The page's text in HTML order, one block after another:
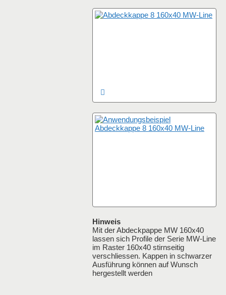
Hinweis
Mit der Abdeckpappe MW 160x40
lassen sich Profile der Serie MW-Line
im Raster 160x40 stirnseitig
verschliessen. Kappen in schwarzer
Ausführung können auf Wunsch
hergestellt werden